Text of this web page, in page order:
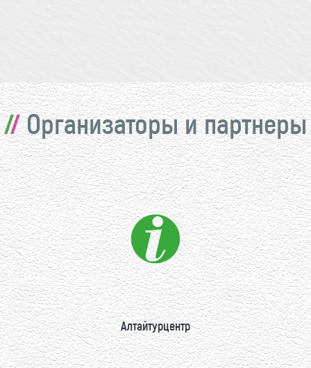
Организаторы и партнеры
Алтайтурцентр